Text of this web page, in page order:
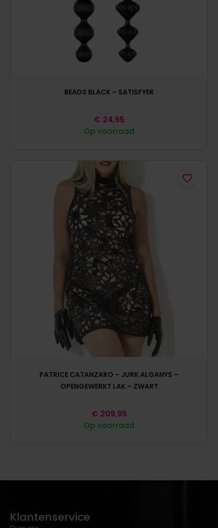
BEADS BLACK – SATISFYER
Op voorraad
€ 24,95
PATRICE CATANZARO – JURK ALGANYS –
OPENGEWERKT LAK – ZWART
Op voorraad
€ 209,95
Klantenservice